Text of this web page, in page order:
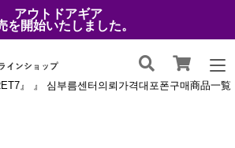
アウトドアギア
を開始いたしました。
』 』 심부름센터의뢰가격대포폰구매商品一覧